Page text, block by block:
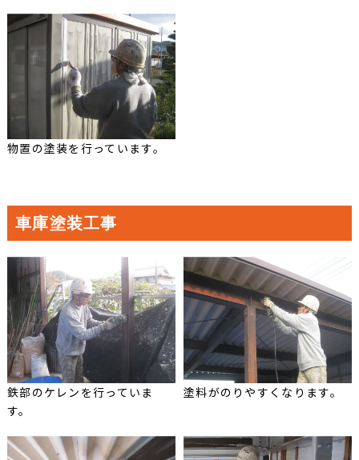
物置の塗装を行っています。
車庫塗装工事
鉄部のケレンを行っていま
す。
塗料がのりやすくなります。